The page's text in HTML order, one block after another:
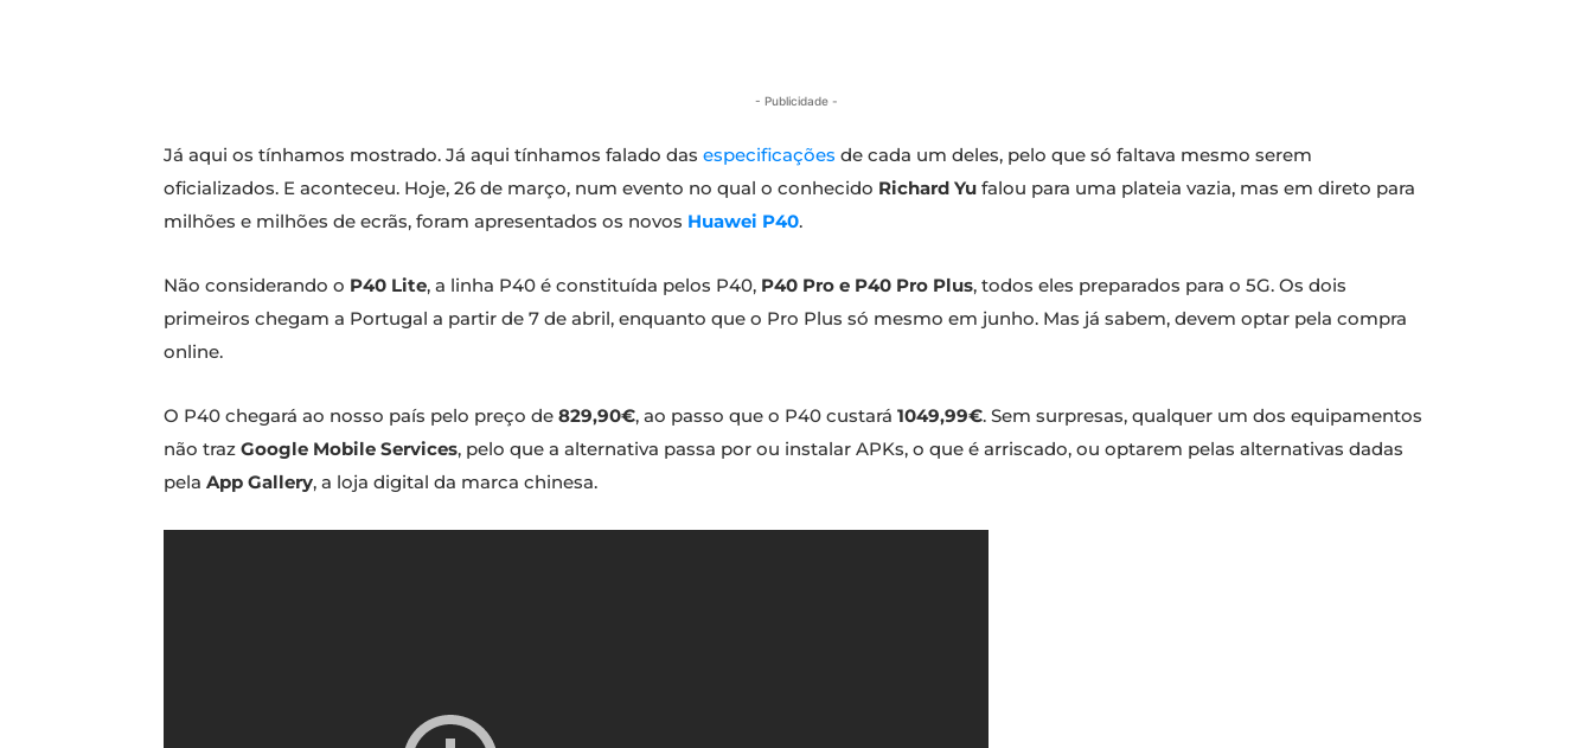
- Publicidade -
Já aqui os tínhamos mostrado. Já aqui tínhamos falado das especificações de cada um deles, pelo que só faltava mesmo serem
oficializados. E aconteceu. Hoje, 26 de março, num evento no qual o conhecido Richard Yu falou para uma plateia vazia, mas em direto para
milhões e milhões de ecrãs, foram apresentados os novos Huawei P40.
Não considerando o P40 Lite, a linha P40 é constituída pelos P40, P40 Pro e P40 Pro Plus, todos eles preparados para o 5G. Os dois
primeiros chegam a Portugal a partir de 7 de abril, enquanto que o Pro Plus só mesmo em junho. Mas já sabem, devem optar pela compra
online.
O P40 chegará ao nosso país pelo preço de 829,90€, ao passo que o P40 custará 1049,99€. Sem surpresas, qualquer um dos equipamentos
não traz Google Mobile Services, pelo que a alternativa passa por ou instalar APKs, o que é arriscado, ou optarem pelas alternativas dadas
pela App Gallery, a loja digital da marca chinesa.